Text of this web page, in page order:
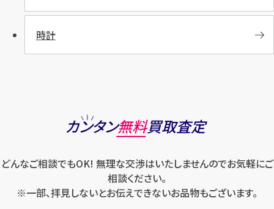
時計
カンタン無料買取査定
どんなご相談でもOK! 無理な交渉はいたしませんのでお気軽にご
相談ください。
※一部、拝見しないとお伝えできないお品物もございます。